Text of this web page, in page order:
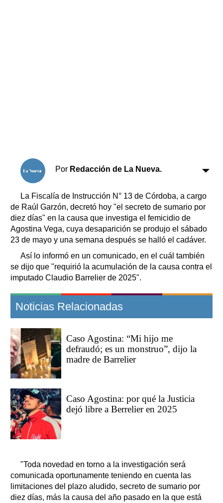
Por Redacción de La Nueva.
La Fiscalía de Instrucción N° 13 de Córdoba, a cargo
de Raúl Garzón, decretó hoy "el secreto de sumario por
diez días" en la causa que investiga el femicidio de
Agostina Vega, cuya desaparición se produjo el sábado
23 de mayo y una semana después se halló el cadáver.
Así lo informó en un comunicado, en el cuál también
se dijo que "requirió la acumulación de la causa contra el
imputado Claudio Barrelier de 2025".
Noticias Relacionadas
Caso Agostina: “Mi hijo me
defraudó; es un monstruo”, dijo la
madre de Barrelier
Caso Agostina: por qué la Justicia
dejó libre a Berrelier en 2025
"Toda novedad en torno a la investigación será
comunicada oportunamente teniendo en cuenta las
limitaciones del plazo aludido, secreto de sumario por
diez días, más la causa del año pasado en la que está